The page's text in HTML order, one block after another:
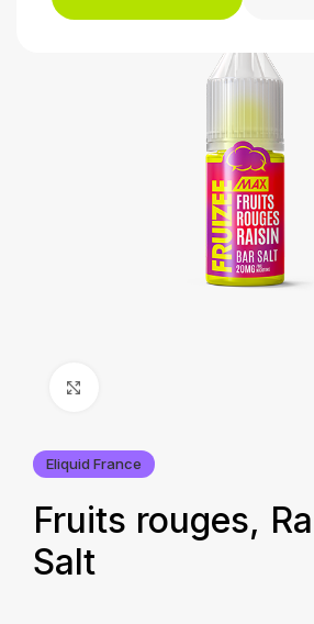
Eliquid France
Fruits rouges,
Salt